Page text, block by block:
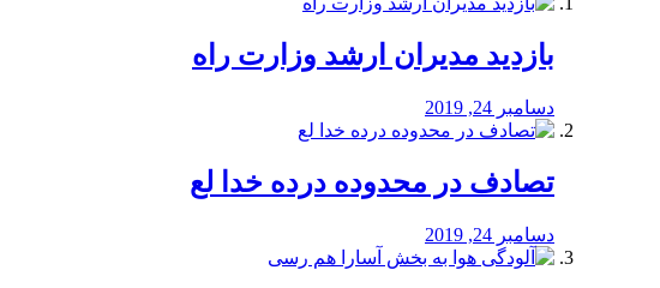
بازدید مدیران ارشد وزارت راه
دسامبر 24, 2019
تصادف در محدوده درده خدا لع
دسامبر 24, 2019